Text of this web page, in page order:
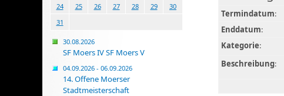
Termindatum:
Enddatum:
Kategorie:
Beschreibung:
24
25 26 27 28 29
30
31
30.08.2026
SF Moers IV SF Moers V
04.09.2026 - 06.09.2026
14. Offene Moerser
Stadtmeisterschaft